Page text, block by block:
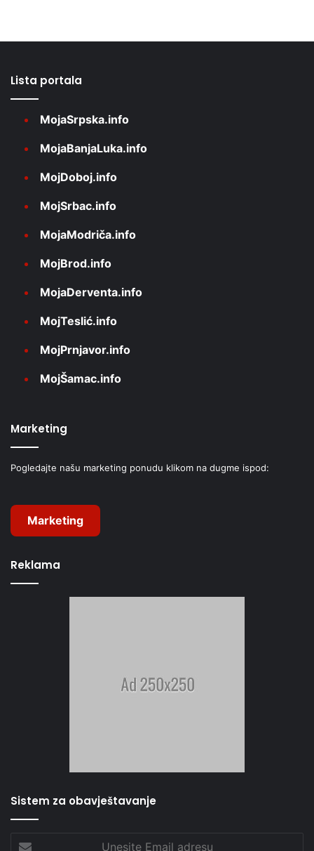
Lista portala
MojaSrpska.info
MojaBanjaLuka.info
MojDoboj.info
MojSrbac.info
MojaModriča.info
MojBrod.info
MojaDerventa.info
MojTeslić.info
MojPrnjavor.info
MojŠamac.info
Marketing
Pogledajte našu marketing ponudu klikom na dugme ispod:
Marketing
Reklama
Sistem za obavještavanje
Unesite